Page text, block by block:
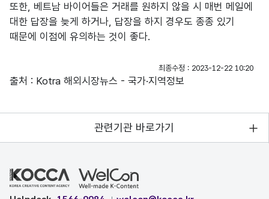
또한, 베트남 바이어들은 거래를 원하지 않을 시 매번 메일에
대한 답장을 늦게 하거나, 답장을 하지 경우도 종종 있기
때문에 이점에 유의하는 것이 좋다.
최종수정 : 2023-12-22 10:20
출처 : Kotra 해외시장뉴스 - 국가·지역정보
관련기관 바로가기